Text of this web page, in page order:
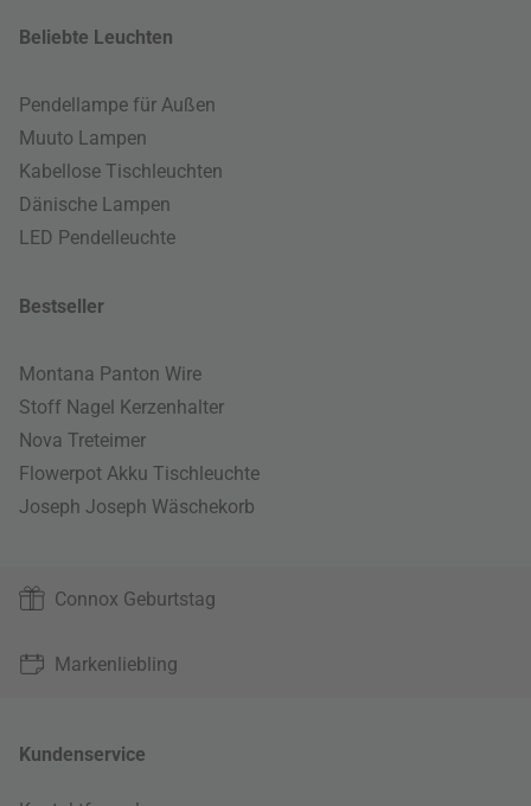
Beliebte Leuchten
Pendellampe für Außen
Muuto Lampen
Kabellose Tischleuchten
Dänische Lampen
LED Pendelleuchte
Bestseller
Montana Panton Wire
Stoff Nagel Kerzenhalter
Nova Treteimer
Flowerpot Akku Tischleuchte
Joseph Joseph Wäschekorb
Connox Geburtstag
Markenliebling
Kundenservice